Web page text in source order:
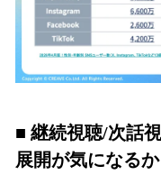
■ 継続視聴/次話
展開が気になる